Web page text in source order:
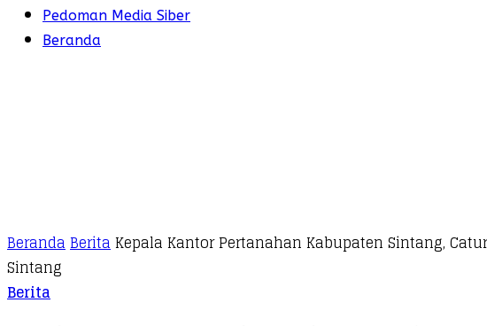
Pedoman Media Siber
Beranda
BerandaBeritaKepala Kantor Pertanahan Kabupaten Sintang,
Sintang
Berita